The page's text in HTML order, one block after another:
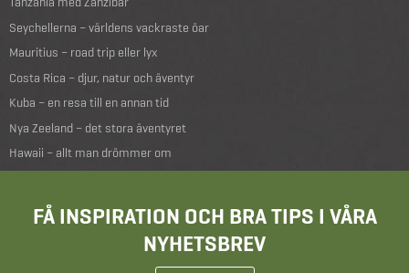
Seychellerna – världens vackraste öar
Mauritius – road trip eller lyx
Costa Rica – djur, natur och äventyr
Kuba – en resa till en annan tid
Nya Zeeland – det stora äventyret
Hawaii – allt man drömmer om
FÅ INSPIRATION OCH BRA TIPS I VÅRA
NYHETSBREV